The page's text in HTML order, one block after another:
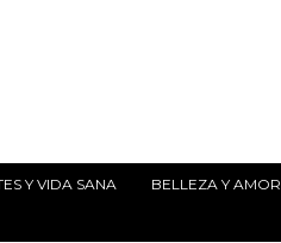
Y VIDA SANA BELLEZA Y AMOR